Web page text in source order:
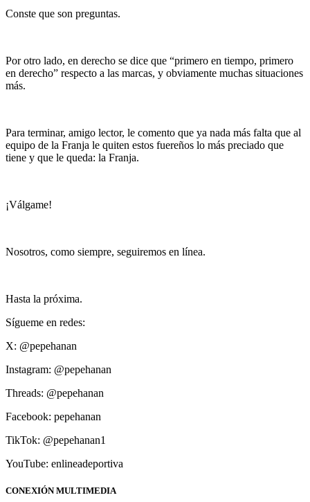
Conste que son preguntas.
Por otro lado, en derecho se dice que “primero en tiempo, primero
en derecho” respecto a las marcas, y obviamente muchas situaciones
más.
Para terminar, amigo lector, le comento que ya nada más falta que al
equipo de la Franja le quiten estos fuereños lo más preciado que
tiene y que le queda: la Franja.
¡Válgame!
Nosotros, como siempre, seguiremos en línea.
Hasta la próxima.
Sígueme en redes:
X: @pepehanan
Instagram: @pepehanan
Threads: @pepehanan
Facebook: pepehanan
TikTok: @pepehanan1
YouTube: enlineadeportiva
CONEXIÓN MULTIMEDIA